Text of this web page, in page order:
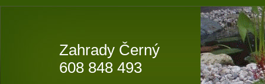
Zahrady Černý
608 848 493